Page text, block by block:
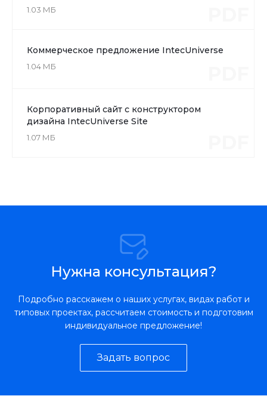
1.03 МБ
Коммерческое предложение IntecUniverse
1.04 МБ
Корпоративный сайт с конструктором
дизайна IntecUniverse Site
1.07 МБ
Нужна консультация?
Подробно расскажем о наших услугах, видах работ и
типовых проектах, рассчитаем стоимость и подготовим
индивидуальное предложение!
Задать вопрос